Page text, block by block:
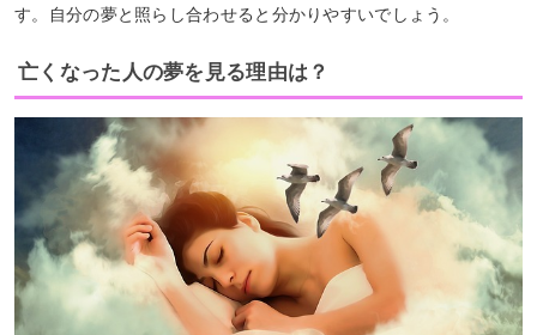
す。自分の夢と照らし合わせると分かりやすいでしょう。
亡くなった人の夢を見る理由は？